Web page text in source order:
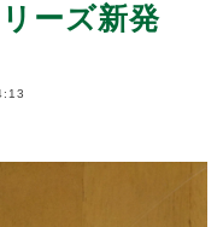
ーズ新発